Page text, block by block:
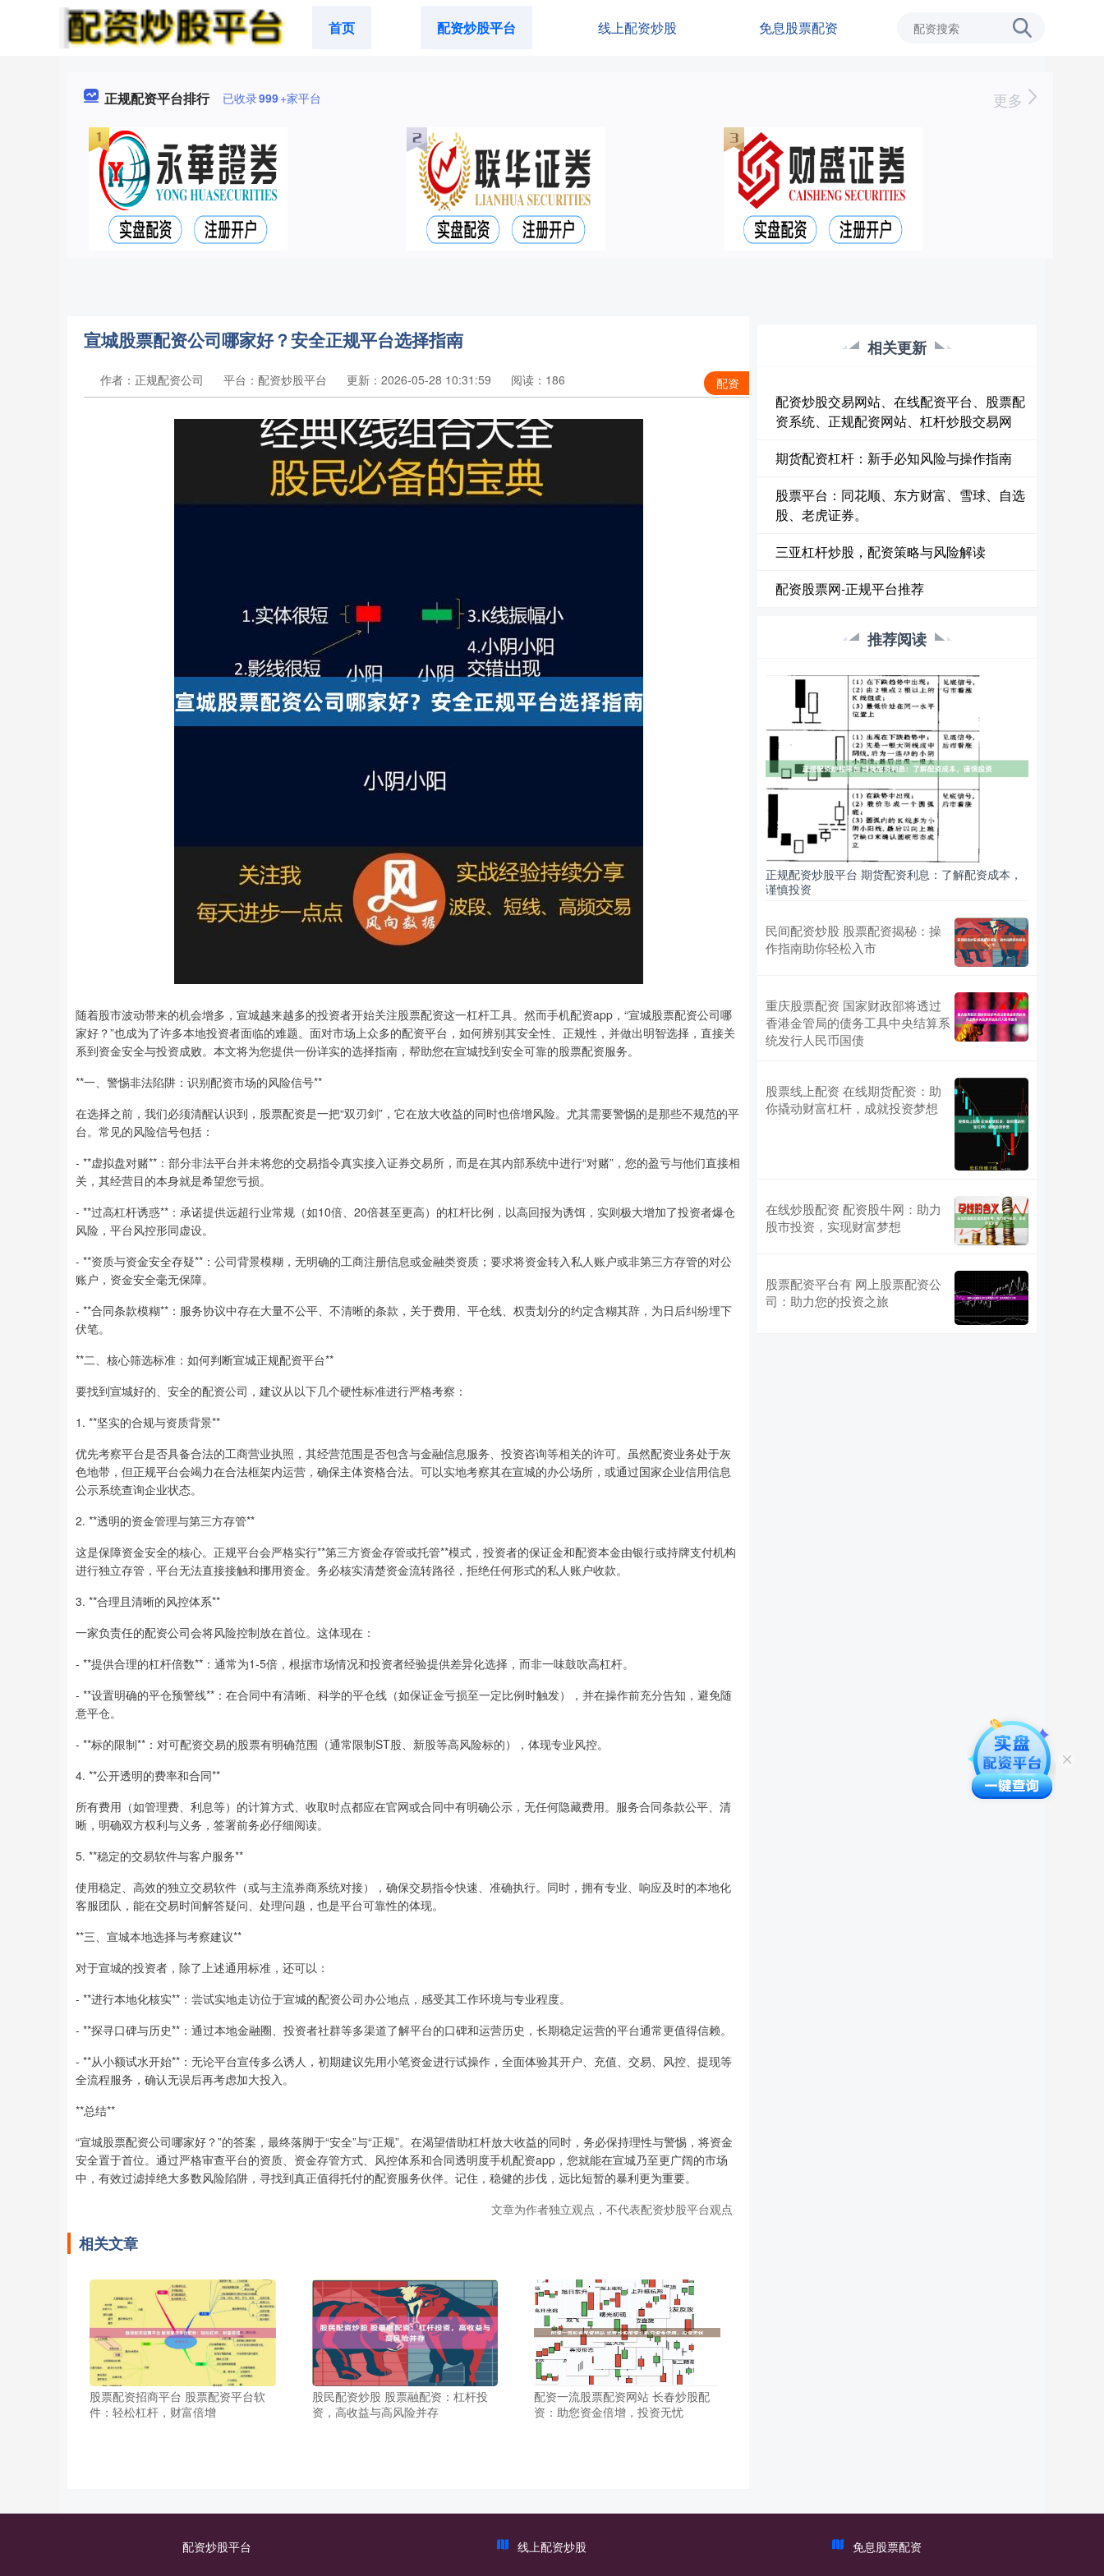
首页 配资炒股平台 线上配资炒股 免息股票配资
正规配资平台排行 已收录999+家平台 更多
宣城股票配资公司哪家好？安全正规平台选择指南
配资
作者：正规配资公司 平台：配资炒股平台 更新：2026-05-28 10:31:59 阅读：186
随着股市波动带来的机会增多，宣城越来越多的投资者开始关注股票配资这一杠杆工具。然而手机配资app，“宣城股票配资公司哪
家好？”也成为了许多本地投资者面临的难题。面对市场上众多的配资平台，如何辨别其安全性、正规性，并做出明智选择，直接关
系到资金安全与投资成败。本文将为您提供一份详实的选择指南，帮助您在宣城找到安全可靠的股票配资服务。
**一、警惕非法陷阱：识别配资市场的风险信号**
在选择之前，我们必须清醒认识到，股票配资是一把“双刃剑”，它在放大收益的同时也倍增风险。尤其需要警惕的是那些不规范的平
台。常见的风险信号包括：
- **虚拟盘对赌**：部分非法平台并未将您的交易指令真实接入证券交易所，而是在其内部系统中进行“对赌”，您的盈亏与他们直接相
关，其经营目的本身就是希望您亏损。
- **过高杠杆诱惑**：承诺提供远超行业常规（如10倍、20倍甚至更高）的杠杆比例，以高回报为诱饵，实则极大增加了投资者爆仓
风险，平台风控形同虚设。
- **资质与资金安全存疑**：公司背景模糊，无明确的工商注册信息或金融类资质；要求将资金转入私人账户或非第三方存管的对公
账户，资金安全毫无保障。
- **合同条款模糊**：服务协议中存在大量不公平、不清晰的条款，关于费用、平仓线、权责划分的约定含糊其辞，为日后纠纷埋下
伏笔。
**二、核心筛选标准：如何判断宣城正规配资平台**
要找到宣城好的、安全的配资公司，建议从以下几个硬性标准进行严格考察：
1. **坚实的合规与资质背景**
优先考察平台是否具备合法的工商营业执照，其经营范围是否包含与金融信息服务、投资咨询等相关的许可。虽然配资业务处于灰
色地带，但正规平台会竭力在合法框架内运营，确保主体资格合法。可以实地考察其在宣城的办公场所，或通过国家企业信用信息
公示系统查询企业状态。
2. **透明的资金管理与第三方存管**
这是保障资金安全的核心。正规平台会严格实行**第三方资金存管或托管**模式，投资者的保证金和配资本金由银行或持牌支付机构
进行独立存管，平台无法直接接触和挪用资金。务必核实清楚资金流转路径，拒绝任何形式的私人账户收款。
3. **合理且清晰的风控体系**
一家负责任的配资公司会将风险控制放在首位。这体现在：
- **提供合理的杠杆倍数**：通常为1-5倍，根据市场情况和投资者经验提供差异化选择，而非一味鼓吹高杠杆。
- **设置明确的平仓预警线**：在合同中有清晰、科学的平仓线（如保证金亏损至一定比例时触发），并在操作前充分告知，避免随
意平仓。
- **标的限制**：对可配资交易的股票有明确范围（通常限制ST股、新股等高风险标的），体现专业风控。
4. **公开透明的费率和合同**
所有费用（如管理费、利息等）的计算方式、收取时点都应在官网或合同中有明确公示，无任何隐藏费用。服务合同条款公平、清
晰，明确双方权利与义务，签署前务必仔细阅读。
5. **稳定的交易软件与客户服务**
使用稳定、高效的独立交易软件（或与主流券商系统对接），确保交易指令快速、准确执行。同时，拥有专业、响应及时的本地化
客服团队，能在交易时间解答疑问、处理问题，也是平台可靠性的体现。
**三、宣城本地选择与考察建议**
对于宣城的投资者，除了上述通用标准，还可以：
- **进行本地化核实**：尝试实地走访位于宣城的配资公司办公地点，感受其工作环境与专业程度。
- **探寻口碑与历史**：通过本地金融圈、投资者社群等多渠道了解平台的口碑和运营历史，长期稳定运营的平台通常更值得信赖。
- **从小额试水开始**：无论平台宣传多么诱人，初期建议先用小笔资金进行试操作，全面体验其开户、充值、交易、风控、提现等
全流程服务，确认无误后再考虑加大投入。
**总结**
“宣城股票配资公司哪家好？”的答案，最终落脚于“安全”与“正规”。在渴望借助杠杆放大收益的同时，务必保持理性与警惕，将资金
安全置于首位。通过严格审查平台的资质、资金存管方式、风控体系和合同透明度手机配资app，您就能在宣城乃至更广阔的市场
中，有效过滤掉绝大多数风险陷阱，寻找到真正值得托付的配资服务伙伴。记住，稳健的步伐，远比短暂的暴利更为重要。
文章为作者独立观点，不代表配资炒股平台观点
相关文章
股票配资招商平台 股票配资平台软
件：轻松杠杆，财富倍增
股民配资炒股 股票融配资：杠杆投
资，高收益与高风险并存
配资一流股票配资网站 长春炒股配
资：助您资金倍增，投资无忧
相关更新
配资炒股交易网站、在线配资平台、股票配
资系统、正规配资网站、杠杆炒股交易网
期货配资杠杆：新手必知风险与操作指南
股票平台：同花顺、东方财富、雪球、自选
股、老虎证券。
三亚杠杆炒股，配资策略与风险解读
配资股票网-正规平台推荐
推荐阅读
正规配资炒股平台 期货配资利息：了解配资成本，
谨慎投资
民间配资炒股 股票配资揭秘：操
作指南助你轻松入市
重庆股票配资 国家财政部将透过
香港金管局的债务工具中央结算系
统发行人民币国债
股票线上配资 在线期货配资：助
你撬动财富杠杆，成就投资梦想
在线炒股配资 配资股牛网：助力
股市投资，实现财富梦想
股票配资平台有 网上股票配资公
司：助力您的投资之旅
配资炒股平台 线上配资炒股 免息股票配资